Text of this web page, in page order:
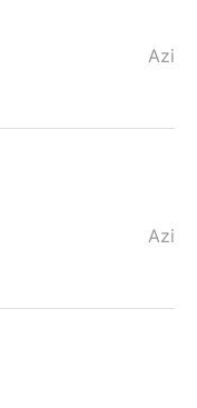
Azi
Azi